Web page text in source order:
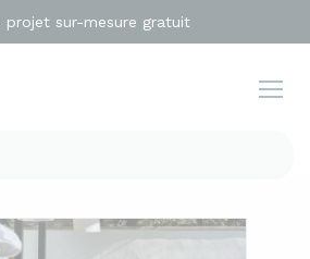
projet sur-mesure gratuit